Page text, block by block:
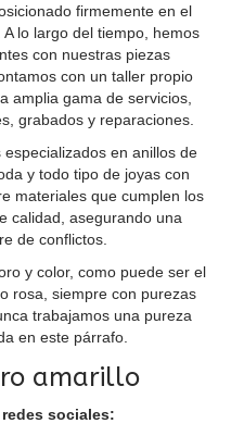
firmemente en el
lo largo del tiempo, hemos
con nuestras piezas
con un taller propio
amplia gama de servicios,
grabados y reparaciones.
en anillos de
y todo tipo de joyas con
materiales que cumplen los
calidad, asegurando una
de conflictos.
y color, como puede ser el
rosa, siempre con purezas
trabajamos una pureza
en este párrafo.
amarillo
sociales: